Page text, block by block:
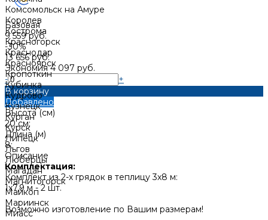
Комсомольск на Амуре
Королев
Кострома
Красногорск
Краснодар
Красноярск
Кропоткин
Кубинка
Кудрово
Кузнецк
Курган
Курск
Липецк
Льгов
Люберцы
Магадан
Магнитогорск
Майкоп
Мариинск
Миасс
Базовая
9 559 руб.
-30%
13 656 руб.
Экономия4 097 руб.
-
+
В корзину
Добавлено
Высота (см)
20 см;
Длина (м)
8;
Описание
Комплектация:
Комплект из 2-х грядок в теплицу 3х8 м:
1х7,9 м - 2 шт.
Возможно изготовление по Вашим размерам!